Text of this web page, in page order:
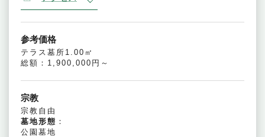
参考価格
テラス墓所1.00㎡
総額：1,900,000円～
宗教
宗教自由
墓地形態 ：
公園墓地